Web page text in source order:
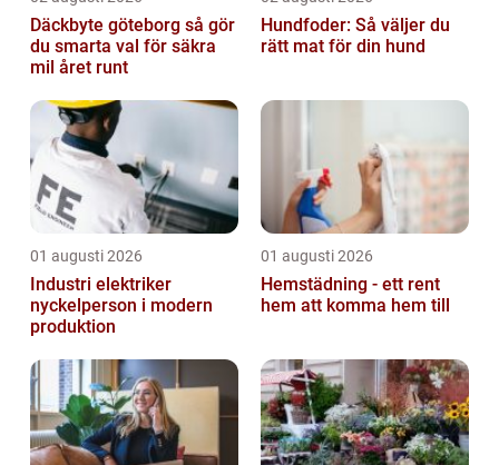
Däckbyte göteborg så gör
du smarta val för säkra
mil året runt
Hundfoder: Så väljer du
rätt mat för din hund
01 augusti 2026
Industri elektriker
nyckelperson i modern
produktion
01 augusti 2026
Hemstädning - ett rent
hem att komma hem till